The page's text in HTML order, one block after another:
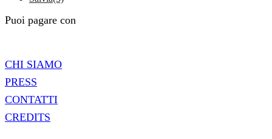
Puoi pagare con
CHI SIAMO
PRESS
CONTATTI
CREDITS